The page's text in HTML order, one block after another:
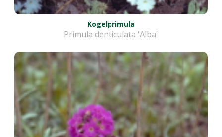
Kogelprimula
Primula denticulata 'Alba'